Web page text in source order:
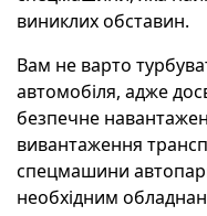
виниклих обставин.
Вам не варто
автомобіля, адже
безпечне
вивантаження
спецмашини
необхідним